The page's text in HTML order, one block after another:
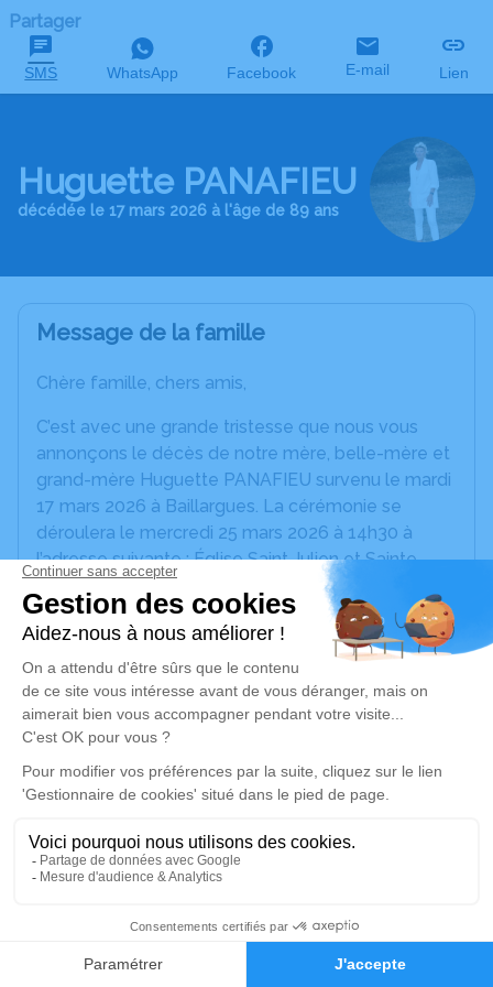
Faire-part Hommages
Partager
SMS WhatsApp Facebook E-mail Lien
Huguette PANAFIEU
décédée le 17 mars 2026 à l'âge de 89 ans
Message de la famille
Chère famille, chers amis,
C’est avec une grande tristesse que nous vous
annonçons le décès de notre mère, belle-mère et
grand-mère Huguette PANAFIEU survenu le mardi
17 mars 2026 à Baillargues. La cérémonie se
déroulera le mercredi 25 mars 2026 à 14h30 à
l’adresse suivante : Église Saint Julien et Sainte
Basilisse - rue de la République - 34670
Baillargues.
Nous vous invitons à utiliser cet espace pour
laisser vos condoléances, partager des photos
souvenirs, une anecdote ou exprimer vos pensées
à travers des poèmes ou des textes. Cet endroit
est un lieu d'expression dédié à honorer la
mémoire d’Huguette PANAFIEU.
Un service de plantation d’arbre hommage est
disponible ici.
Je rends hommage